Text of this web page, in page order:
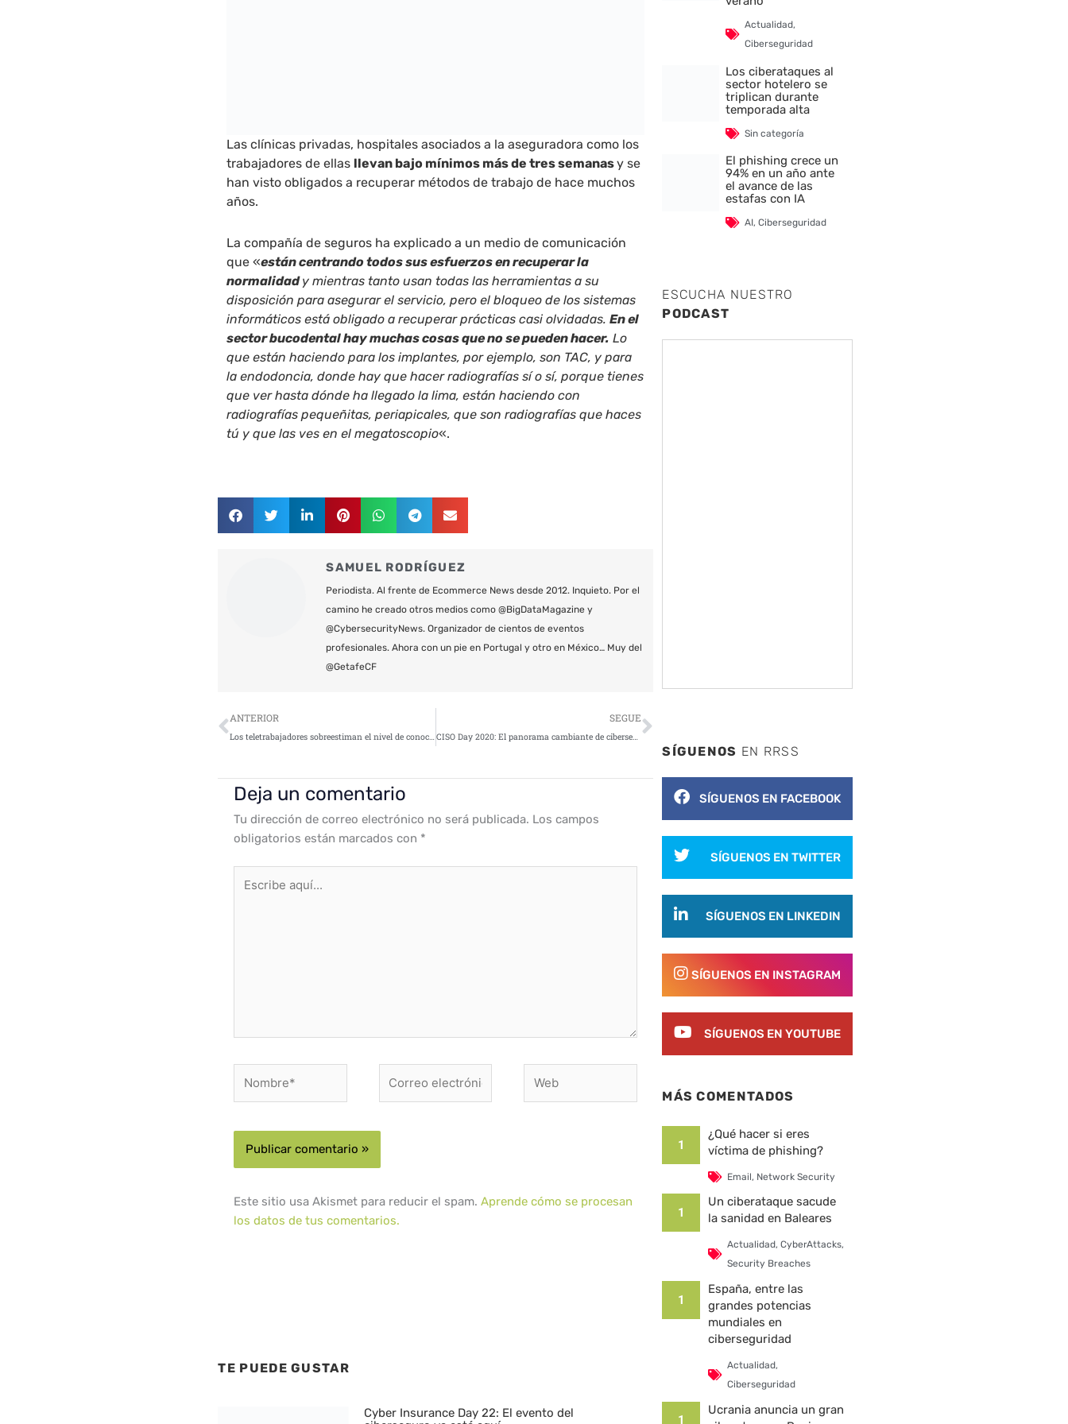
Las clínicas privadas, hospitales asociados a la aseguradora como los
trabajadores de ellas llevan bajo mínimos más de tres semanasy se
han visto obligados a recuperar métodos de trabajo de hace muchos
años.
La compañía de seguros ha explicado a un medio de comunicación
que «están centrando todos sus esfuerzos en recuperar la
normalidady mientras tanto usan todas las herramientas a su
disposición para asegurar el servicio, pero el bloqueo de los sistemas
informáticos está obligado a recuperar prácticas casi olvidadas.En el
sector bucodental hay muchas cosas que no se pueden hacer. Lo
que están haciendo para los implantes, por ejemplo, son TAC, y para
la endodoncia, donde hay que hacer radiografías sí o sí, porque tienes
que ver hasta dónde ha llegado la lima, están haciendo con
radiografías pequeñitas, periapicales, que son radiografías que haces
tú y que las ves en el megatoscopio«.
SAMUEL RODRÍGUEZ
Periodista. Al frente de Ecommerce News desde 2012. Inquieto. Por el
camino he creado otros medios como @BigDataMagazine y
@CybersecurityNews. Organizador de cientos de eventos
profesionales. Ahora con un pie en Portugal y otro en México… Muy del
@GetafeCF
Ant
ANTERIOR
Los teletrabajadores sobreestiman el nivel de conocimientos básicos en ciberseguridad
SEGUE
CISO Day 2020: El panorama cambiante de ciberseguridad: La batalla de los algoritmos
Siguiente
Deja un comentario
Tu dirección de correo electrónico no será publicada. Los campos
obligatorios están marcados con *
aquí...
electrónico*
Este sitio usa Akismet para reducir el spam.Aprende cómo se procesan
los datos de tus comentarios.
TE PUEDE GUSTAR
Cyber Insurance Day 22: El evento del
Actualidad,
Ciberseguridad
Los ciberataques al
sector hotelero se
triplican durante
temporada alta
Sin categoría
El phishing crece un
94% en un año ante
el avance de las
estafas con IA
AI,Ciberseguridad
ESCUCHA NUESTRO
PODCAST
SÍGUENOS EN RRSS
SÍGUENOS EN FACEBOOK
SÍGUENOS EN TWITTER
SÍGUENOS EN LINKEDIN
SÍGUENOS EN INSTAGRAM
SÍGUENOS EN YOUTUBE
MÁS COMENTADOS
1
¿Qué hacer si eres
víctima de phishing?
Email, Network Security
1
Un ciberataque sacude
la sanidad en Baleares
Actualidad, CyberAttacks,
Security Breaches
1
España, entre las
grandes potencias
mundiales en
ciberseguridad
Actualidad,
Ciberseguridad
1
Ucrania anuncia un gran